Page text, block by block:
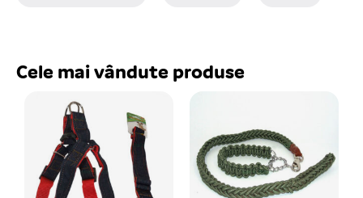
Cele mai vândute produse